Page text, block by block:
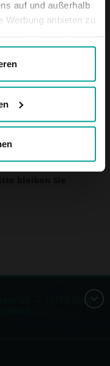
auf und außerhalb
Werbung anbieten zu
Sie auf die
Weitere
Richtlinie.
4, 10179 Berlin,